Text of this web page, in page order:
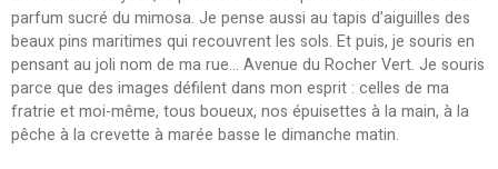
parfum sucré du mimosa. Je pense aussi au tapis d’aiguilles des
beaux pins maritimes qui recouvrent les sols. Et puis, je souris en
pensant au joli nom de ma rue… Avenue du Rocher Vert. Je souris
parce que des images défilent dans mon esprit : celles de ma
fratrie et moi-même, tous boueux, nos épuisettes à la main, à la
pêche à la crevette à marée basse le dimanche matin.